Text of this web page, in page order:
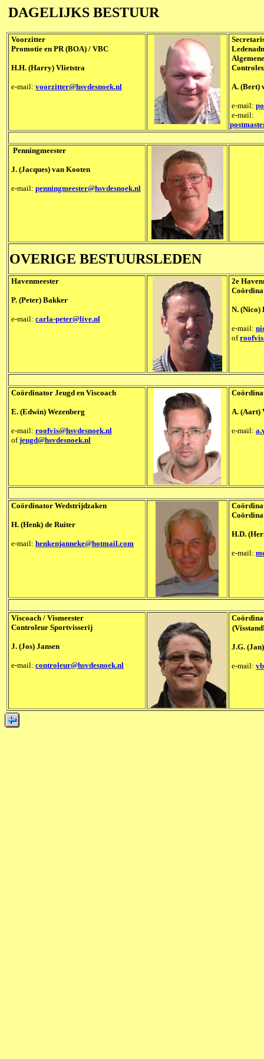
DAGELIJKS BESTUUR
Voorzitter
Promotie en PR (BOA) / VBC
H.H. (Harry) Vlietstra
e-mail: voorzitter@hsvdesnoek.nl A. (Bert)
e-mail:
e-mail:
Penningmeester
J. (Jacques) van Kooten
e-mail: penningmeester@hsvdesnoek.nl
OVERIGE BESTUURSLEDEN
Havenmeester
P. (Peter) Bakker
e-mail: carla-peter@live.nl
2e
N. (Nico)
e-mail:
of
Coördinator Jeugd en Viscoach
E. (Edwin) Wezenberg
e-mail: roofvis@hsvdesnoek.nl
of jeugd@hsvdesnoek.nl
A. (Aart)
e-mail:
Coördinator Wedstrijdzaken
H. (Henk) de Ruiter
e-mail: henkenjanneke@hotmail.com
H.D.
e-mail:
Viscoach / Vismeester
Controleur Sportvisserij
J. (Jos) Jansen
e-mail: controleur@hsvdesnoek.nl
J.G.
e-mail: